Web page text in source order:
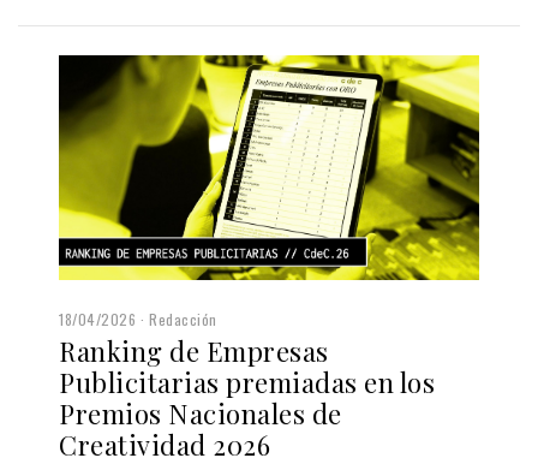
18/04/2026 Redacción
Ranking de Empresas
Publicitarias premiadas en los
Premios Nacionales de
Creatividad 2026